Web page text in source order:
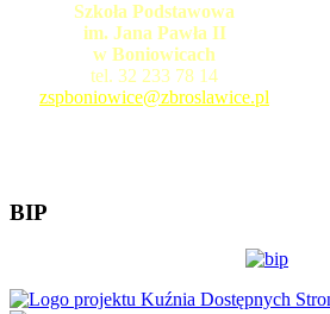
Szkoła Podstawowa
im. Jana Pawła II
w Boniowicach
tel. 32 233 78 14
zspboniowice@zbroslawice.pl
BIP